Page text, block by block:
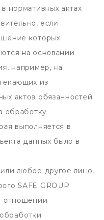
нормативных актах
если
которых
на основании
например, на
из
актов обязанностей.
обработку
выполняется в
данных было в
любое другое лицо,
SAFE GROUP
отношении